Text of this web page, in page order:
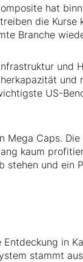
hat
die
Branche
und
US-
Mega Caps.
kaum
und ein
in
stammt